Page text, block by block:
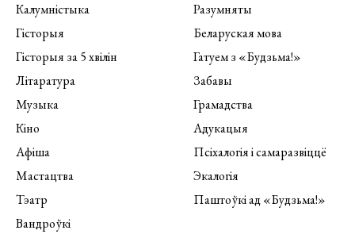
Калумністыка
Гісторыя
Гісторыя за 5 хвілін
Літаратура
Музыка
Кіно
Афіша
Мастацтва
Тэатр
Вандроўкі
Разумняты
Беларуская мова
Гатуем з «Будзьма!»
Забавы
Грамадства
Адукацыя
Псіхалогія і самаразвіццё
Экалогія
Паштоўкі ад «Будзьма!»